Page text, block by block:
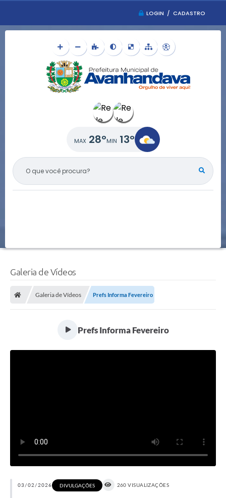
LOGIN / CADASTRO
O QUE VOCÊ PROCURA?
28° 13°
Galeria de Vídeos
Galeria de Vídeos Prefs Informa Fevereiro
Prefs Informa Fevereiro
03/02/2026 DIVULGAÇÕES 260 VISUALIZAÇÕES